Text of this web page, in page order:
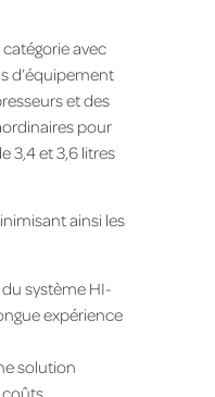
avec
d’équipement
et des
pour
3,4 et 3,6 litres
ainsi les
du système HI-
expérience
solution
coûts